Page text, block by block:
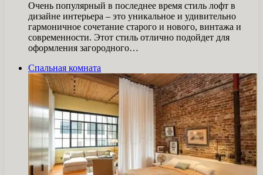
Очень популярный в последнее время стиль лофт в
дизайне интерьера – это уникальное и удивительно
гармоничное сочетание старого и нового, винтажа и
современности. Этот стиль отлично подойдет для
оформления загородного…
Спальная комната